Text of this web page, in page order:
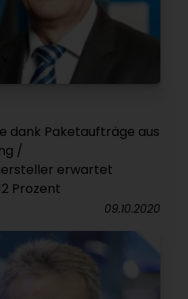
dank Paketaufträge aus
/
erwartet
Prozent
09.10.2020